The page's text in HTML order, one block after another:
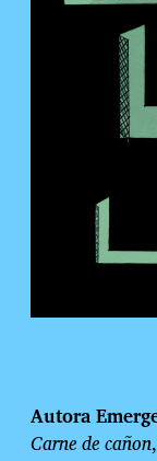
Autora
Carne de cañon